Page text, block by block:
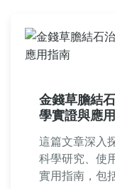
金錢草膽結
學實證與應
這篇文章深入
科學研究、使
實用指南，包